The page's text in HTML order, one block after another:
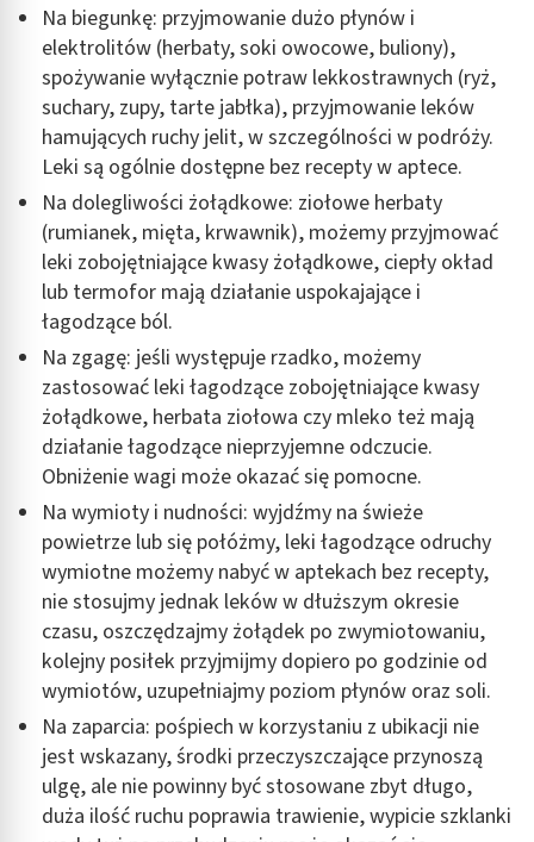
Na biegunkę: przyjmowanie dużo płynów i
elektrolitów (herbaty, soki owocowe, buliony),
spożywanie wyłącznie potraw lekkostrawnych (ryż,
suchary, zupy, tarte jabłka), przyjmowanie leków
hamujących ruchy jelit, w szczególności w podróży.
Leki są ogólnie dostępne bez recepty w aptece.
Na dolegliwości żołądkowe: ziołowe herbaty
(rumianek, mięta, krwawnik), możemy przyjmować
leki zobojętniające kwasy żołądkowe, ciepły okład
lub termofor mają działanie uspokajające i
łagodzące ból.
Na zgagę: jeśli występuje rzadko, możemy
zastosować leki łagodzące zobojętniające kwasy
żołądkowe, herbata ziołowa czy mleko też mają
działanie łagodzące nieprzyjemne odczucie.
Obniżenie wagi może okazać się pomocne.
Na wymioty i nudności: wyjdźmy na świeże
powietrze lub się połóżmy, leki łagodzące odruchy
wymiotne możemy nabyć w aptekach bez recepty,
nie stosujmy jednak leków w dłuższym okresie
czasu, oszczędzajmy żołądek po zwymiotowaniu,
kolejny posiłek przyjmijmy dopiero po godzinie od
wymiotów, uzupełniajmy poziom płynów oraz soli.
Na zaparcia: pośpiech w korzystaniu z ubikacji nie
jest wskazany, środki przeczyszczające przynoszą
ulgę, ale nie powinny być stosowane zbyt długo,
duża ilość ruchu poprawia trawienie, wypicie szklanki